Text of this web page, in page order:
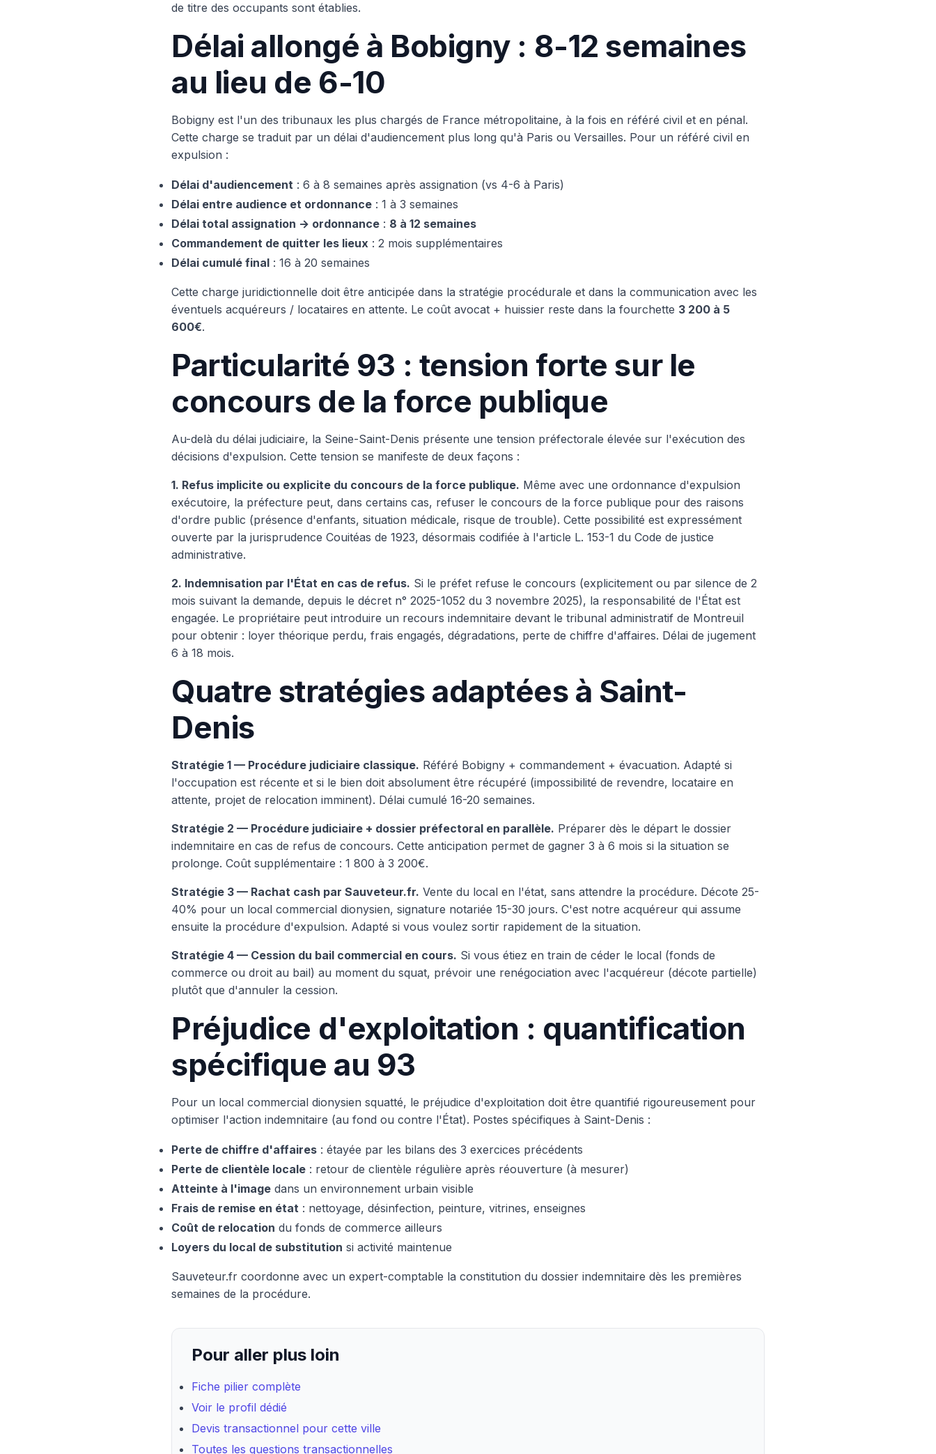
de titre des occupants sont établies.
Délai allongé à Bobigny : 8-12 semaines
au lieu de 6-10
Bobigny est l'un des tribunaux les plus chargés de France métropolitaine, à la fois en référé civil et en pénal.
Cette charge se traduit par un délai d'audiencement plus long qu'à Paris ou Versailles. Pour un référé civil en
expulsion :
Délai d'audiencement : 6 à 8 semaines après assignation (vs 4-6 à Paris)
Délai entre audience et ordonnance : 1 à 3 semaines
Délai total assignation → ordonnance : 8 à 12 semaines
Commandement de quitter les lieux : 2 mois supplémentaires
Délai cumulé final : 16 à 20 semaines
Cette charge juridictionnelle doit être anticipée dans la stratégie procédurale et dans la communication avec les
éventuels acquéreurs / locataires en attente. Le coût avocat + huissier reste dans la fourchette 3 200 à 5
600€.
Particularité 93 : tension forte sur le
concours de la force publique
Au-delà du délai judiciaire, la Seine-Saint-Denis présente une tension préfectorale élevée sur l'exécution des
décisions d'expulsion. Cette tension se manifeste de deux façons :
1. Refus implicite ou explicite du concours de la force publique. Même avec une ordonnance d'expulsion
exécutoire, la préfecture peut, dans certains cas, refuser le concours de la force publique pour des raisons
d'ordre public (présence d'enfants, situation médicale, risque de trouble). Cette possibilité est expressément
ouverte par la jurisprudence Couitéas de 1923, désormais codifiée à l'article L. 153-1 du Code de justice
administrative.
2. Indemnisation par l'État en cas de refus. Si le préfet refuse le concours (explicitement ou par silence de 2
mois suivant la demande, depuis le décret n° 2025-1052 du 3 novembre 2025), la responsabilité de l'État est
engagée. Le propriétaire peut introduire un recours indemnitaire devant le tribunal administratif de Montreuil
pour obtenir : loyer théorique perdu, frais engagés, dégradations, perte de chiffre d'affaires. Délai de jugement
6 à 18 mois.
Quatre stratégies adaptées à Saint-
Denis
Stratégie 1 — Procédure judiciaire classique. Référé Bobigny + commandement + évacuation. Adapté si
l'occupation est récente et si le bien doit absolument être récupéré (impossibilité de revendre, locataire en
attente, projet de relocation imminent). Délai cumulé 16-20 semaines.
Stratégie 2 — Procédure judiciaire + dossier préfectoral en parallèle. Préparer dès le départ le dossier
indemnitaire en cas de refus de concours. Cette anticipation permet de gagner 3 à 6 mois si la situation se
prolonge. Coût supplémentaire : 1 800 à 3 200€.
Stratégie 3 — Rachat cash par Sauveteur.fr. Vente du local en l'état, sans attendre la procédure. Décote 25-
40% pour un local commercial dionysien, signature notariée 15-30 jours. C'est notre acquéreur qui assume
ensuite la procédure d'expulsion. Adapté si vous voulez sortir rapidement de la situation.
Stratégie 4 — Cession du bail commercial en cours. Si vous étiez en train de céder le local (fonds de
commerce ou droit au bail) au moment du squat, prévoir une renégociation avec l'acquéreur (décote partielle)
plutôt que d'annuler la cession.
Préjudice d'exploitation : quantification
spécifique au 93
Pour un local commercial dionysien squatté, le préjudice d'exploitation doit être quantifié rigoureusement pour
optimiser l'action indemnitaire (au fond ou contre l'État). Postes spécifiques à Saint-Denis :
Perte de chiffre d'affaires : étayée par les bilans des 3 exercices précédents
Perte de clientèle locale : retour de clientèle régulière après réouverture (à mesurer)
Atteinte à l'image dans un environnement urbain visible
Frais de remise en état : nettoyage, désinfection, peinture, vitrines, enseignes
Coût de relocation du fonds de commerce ailleurs
Loyers du local de substitution si activité maintenue
Sauveteur.fr coordonne avec un expert-comptable la constitution du dossier indemnitaire dès les premières
semaines de la procédure.
Pour aller plus loin
Fiche pilier complète
Voir le profil dédié
Devis transactionnel pour cette ville
Toutes les questions transactionnelles